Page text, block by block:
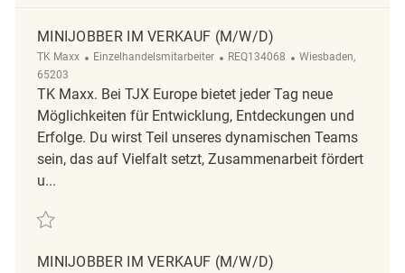
MINIJOBBER IM VERKAUF (M/W/D)
TK Maxx Kategorie
Einzelhandelsmitarbeiter ReqId
REQ134068 Ort
Wiesbaden,
65203
TK Maxx. Bei TJX Europe bietet jeder Tag neue
Möglichkeiten für Entwicklung, Entdeckungen und
Erfolge. Du wirst Teil unseres dynamischen Teams
sein, das auf Vielfalt setzt, Zusammenarbeit fördert
u...
Retten Minijobber im Verkauf (m/w/d) REQ134068
MINIJOBBER IM VERKAUF (M/W/D)